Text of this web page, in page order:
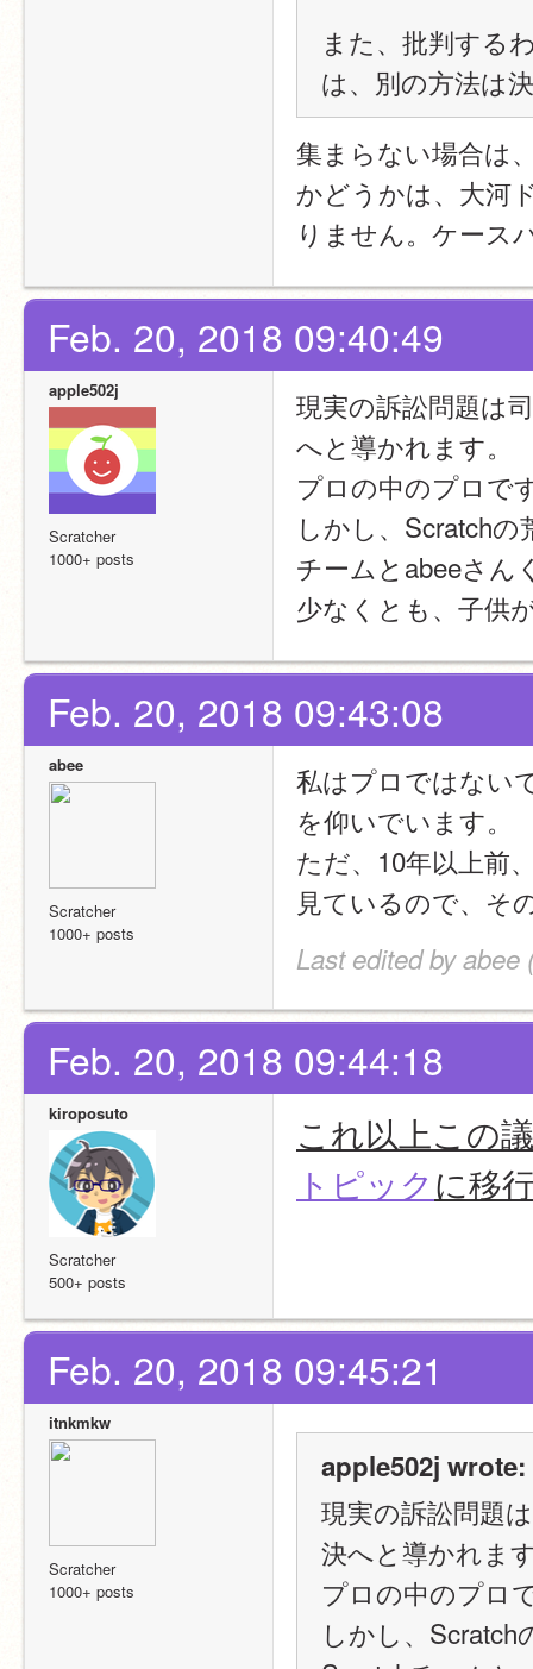
また、批判する
は、別の方法は
集まらない場合は
かどうかは、大河
りません。ケース
Feb. 20, 2018 09:40:49
apple502j
Scratcher
1000+ posts
現実の訴訟問題は
へと導かれます。
プロの中のプロで
しかし、Scratch
チームとabeeさん
少なくとも、子供
Feb. 20, 2018 09:43:08
abee
Scratcher
1000+ posts
私はプロではない
を仰いでいます。
ただ、10年以上前
見ているので、そ
Last edited by abee
Feb. 20, 2018 09:44:18
kiroposuto
Scratcher
500+ posts
これ以上この
トピック に移
Feb. 20, 2018 09:45:21
itnkmkw
Scratcher
1000+ posts
apple502j wrote:
現実の訴訟問題
決へと導かれま
プロの中のプロ
しかし、